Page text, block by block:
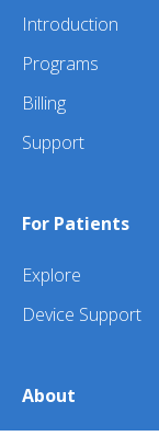
Introduction
Programs
Billing
Support
For Patients
Explore
Device Support
About